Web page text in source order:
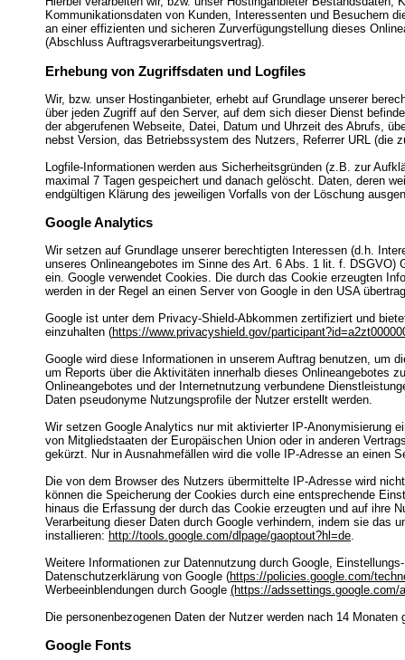
Kommunikationsdaten von Kunden, Interessenten und Besuchern
an einer effizienten und sicheren Zurverfügungstellung dieses
(Abschluss Auftragsverarbeitungsvertrag).
Erhebung von Zugriffsdaten und Logfiles
Wir, bzw. unser Hostinganbieter, erhebt auf Grundlage unserer
über jeden Zugriff auf den Server, auf dem sich dieser Dienst
der abgerufenen Webseite, Datei, Datum und Uhrzeit des Abrufs,
nebst Version, das Betriebssystem des Nutzers, Referrer URL (die
Logfile-Informationen werden aus Sicherheitsgründen (z.B. zur
maximal 7 Tagen gespeichert und danach gelöscht. Daten, deren
endgültigen Klärung des jeweiligen Vorfalls von der Löschung
Google Analytics
Wir setzen auf Grundlage unserer berechtigten Interessen (d.h.
unseres Onlineangebotes im Sinne des Art. 6 Abs. 1 lit. f. DSGVO)
ein. Google verwendet Cookies. Die durch das Cookie erzeugten
werden in der Regel an einen Server von Google in den USA
Google ist unter dem Privacy-Shield-Abkommen zertifiziert und
einzuhalten (https://www.privacyshield.gov/
Google wird diese Informationen in unserem Auftrag benutzen, um
um Reports über die Aktivitäten innerhalb dieses Onlineangebotes
Onlineangebotes und der Internetnutzung verbundene
Daten pseudonyme Nutzungsprofile der Nutzer erstellt werden.
Wir setzen Google Analytics nur mit aktivierter IP-Anonymisierung
von Mitgliedstaaten der Europäischen Union oder in anderen
gekürzt. Nur in Ausnahmefällen wird die volle IP-Adresse an einen
Die von dem Browser des Nutzers übermittelte IP-Adresse wird
können die Speicherung der Cookies durch eine entsprechende
hinaus die Erfassung der durch das Cookie erzeugten und auf ihre
Verarbeitung dieser Daten durch Google verhindern, indem sie das
installieren: http://tools.google.com/dlpage/gaoptout?hl=de.
Weitere Informationen zur Datennutzung durch Google,
Datenschutzerklärung von Google (https://policies.google.com/
Werbeeinblendungen durch Google (https://adssettings.google.com/
Die personenbezogenen Daten der Nutzer werden nach 14
Google Fonts